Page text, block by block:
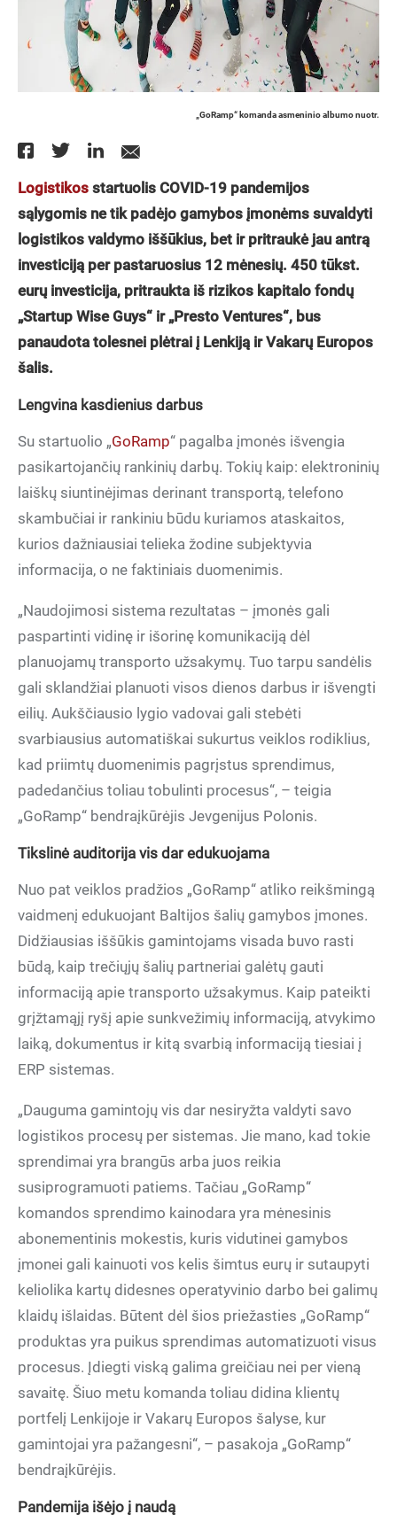
„GoRamp“ komanda asmeninio albumo nuotr.
Logistikos startuolis COVID-19 pandemijos
sąlygomis ne tik padėjo gamybos įmonėms suvaldyti
logistikos valdymo iššūkius, bet ir pritraukė jau antrą
investiciją per pastaruosius 12 mėnesių. 450 tūkst.
eurų investicija, pritraukta iš rizikos kapitalo fondų
„Startup Wise Guys“ ir „Presto Ventures“, bus
panaudota tolesnei plėtrai į Lenkiją ir Vakarų Europos
šalis.
Lengvina kasdienius darbus
Su startuolio „GoRamp“ pagalba įmonės išvengia
pasikartojančių rankinių darbų. Tokių kaip: elektroninių
laiškų siuntinėjimas derinant transportą, telefono
skambučiai ir rankiniu būdu kuriamos ataskaitos,
kurios dažniausiai telieka žodine subjektyvia
informacija, o ne faktiniais duomenimis.
„Naudojimosi sistema rezultatas – įmonės gali
paspartinti vidinę ir išorinę komunikaciją dėl
planuojamų transporto užsakymų. Tuo tarpu sandėlis
gali sklandžiai planuoti visos dienos darbus ir išvengti
eilių. Aukščiausio lygio vadovai gali stebėti
svarbiausius automatiškai sukurtus veiklos rodiklius,
kad priimtų duomenimis pagrįstus sprendimus,
padedančius toliau tobulinti procesus“, – teigia
„GoRamp“ bendraįkūrėjis Jevgenijus Polonis.
Tikslinė auditorija vis dar edukuojama
Nuo pat veiklos pradžios „GoRamp“ atliko reikšmingą
vaidmenį edukuojant Baltijos šalių gamybos įmones.
Didžiausias iššūkis gamintojams visada buvo rasti
būdą, kaip trečiųjų šalių partneriai galėtų gauti
informaciją apie transporto užsakymus. Kaip pateikti
grįžtamąjį ryšį apie sunkvežimių informaciją, atvykimo
laiką, dokumentus ir kitą svarbią informaciją tiesiai į
ERP sistemas.
„Dauguma gamintojų vis dar nesiryžta valdyti savo
logistikos procesų per sistemas. Jie mano, kad tokie
sprendimai yra brangūs arba juos reikia
susiprogramuoti patiems. Tačiau „GoRamp“
komandos sprendimo kainodara yra mėnesinis
abonementinis mokestis, kuris vidutinei gamybos
įmonei gali kainuoti vos kelis šimtus eurų ir sutaupyti
keliolika kartų didesnes operatyvinio darbo bei galimų
klaidų išlaidas. Būtent dėl šios priežasties „GoRamp“
produktas yra puikus sprendimas automatizuoti visus
procesus. Įdiegti viską galima greičiau nei per vieną
savaitę. Šiuo metu komanda toliau didina klientų
portfelį Lenkijoje ir Vakarų Europos šalyse, kur
gamintojai yra pažangesni“, – pasakoja „GoRamp“
bendraįkūrėjis.
Pandemija išėjo į naudą